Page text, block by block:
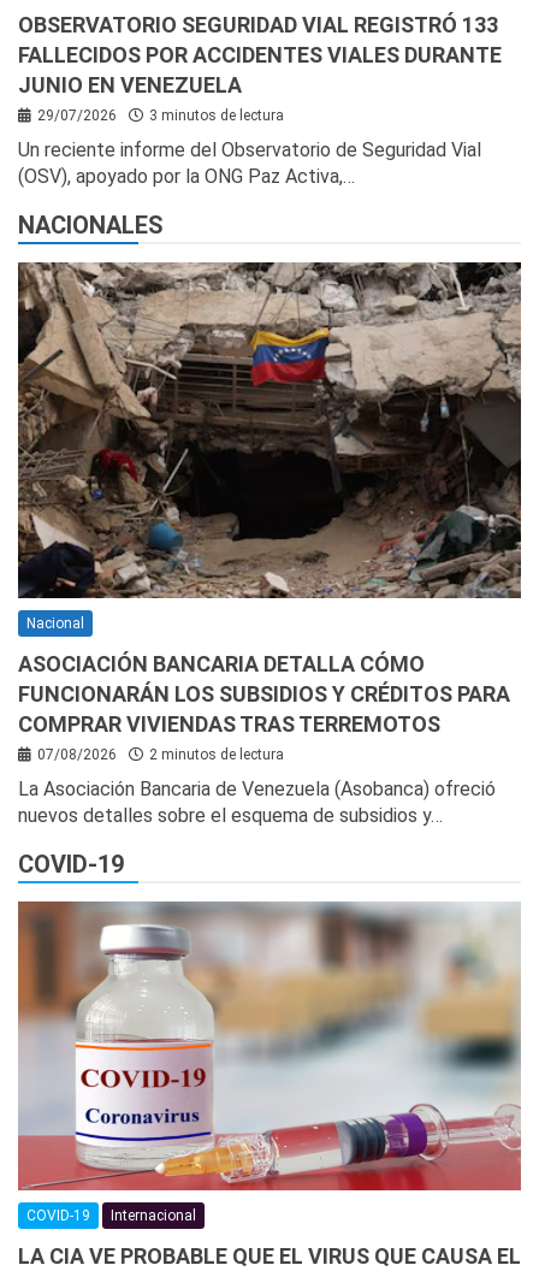
OBSERVATORIO SEGURIDAD VIAL REGISTRÓ 133
FALLECIDOS POR ACCIDENTES VIALES DURANTE
JUNIO EN VENEZUELA
29/07/2026 3 minutos de lectura
Un reciente informe del Observatorio de Seguridad Vial
(OSV), apoyado por la ONG Paz Activa,…
NACIONALES
Nacional
ASOCIACIÓN BANCARIA DETALLA CÓMO
FUNCIONARÁN LOS SUBSIDIOS Y CRÉDITOS PARA
COMPRAR VIVIENDAS TRAS TERREMOTOS
07/08/2026 2 minutos de lectura
La Asociación Bancaria de Venezuela (Asobanca) ofreció
nuevos detalles sobre el esquema de subsidios y…
COVID-19
COVID-19 Internacional
LA CIA VE PROBABLE QUE EL VIRUS QUE CAUSA EL